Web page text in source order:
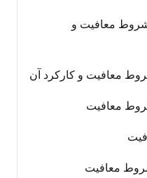
معافیت و
معافیت و کارکرد آن
معافیت
شروط معافیت